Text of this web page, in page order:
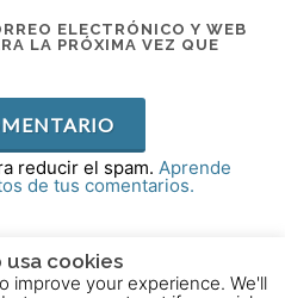
ELECTRÓNICO Y WEB
LA PRÓXIMA VEZ QUE
reducir el spam. Aprende
de tus comentarios.
byTheme-Vision
usa cookies
improve your experience. We'll